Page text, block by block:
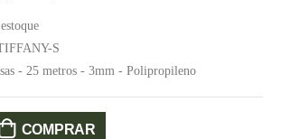
S
- 25 metros - 3mm - Polipropileno
COMPRAR